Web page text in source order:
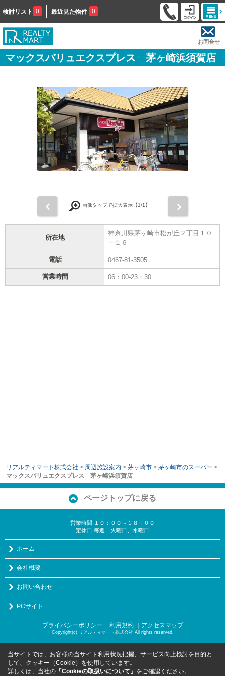
検討リスト 0 最近見た物件 0
お問合せ
マックスバリュエクスプレス 茅ヶ崎浜須賀店
画像タップで拡大表示【1/1】
所在地
神奈川県茅ヶ崎市松が丘２丁目１０
－１６
電話 0467-81-3505
営業時間 06：00-23：30
リアルティマート株式会社 > 周辺施設案内 > 茅ヶ崎市 > 茅ヶ崎市のスーパー >
マックスバリュエクスプレス 茅ヶ崎浜須賀店
ページトップに戻る
営業時間:１０：００～１８：００
定休日:毎週 火曜日、水曜日
ホーム
会社概要
お問い合わせ
PCサイト
プライバシーポリシー ｜ 利用規約 ｜アクセスマップ
Copyright(c) リアルティマート株式会社 All rights reserved.
当サイトでは、お客様の当サイト利用状況把握、サービス向上検討を目的と
して、クッキー（Cookie）を使用しています。
詳しくは、当社の 「Cookieの取扱いについて」 をご確認ください。